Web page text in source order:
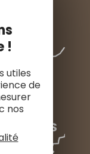
!
utiles
de
nos